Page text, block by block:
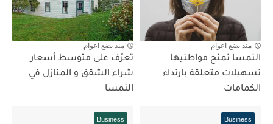
منذ بضع اعوام
النمسا تمنح مواطنيها
تسهيلات متعلقة بارتداء
الكمامات
منذ بضع اعوام
تعرّف على متوسط أسعار
شراء الشقق و المنازل في
النمسا
Business
Business